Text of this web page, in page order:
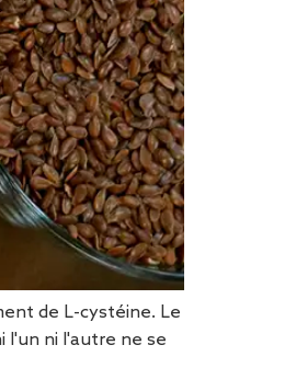
de L-cystéine. Le
l'un ni l'autre ne se